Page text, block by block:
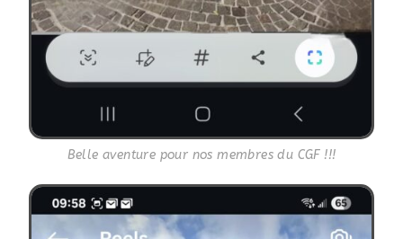
Belle aventure pour nos membres du CGF !!!